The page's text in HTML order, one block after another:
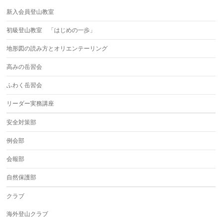
新入会員登山教室
初級登山教室 「はじめの一歩」
地形図の読み方とオリエンテーリング
高みの岳習会
ふわく岳習会
リーダー実務講座
安全対策部
例会部
会報部
自然保護部
クラブ
海外登山クラブ